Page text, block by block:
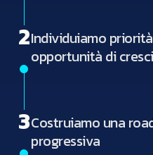
2Individuiamo
opportunità di
3Costruiamo una
progressiva